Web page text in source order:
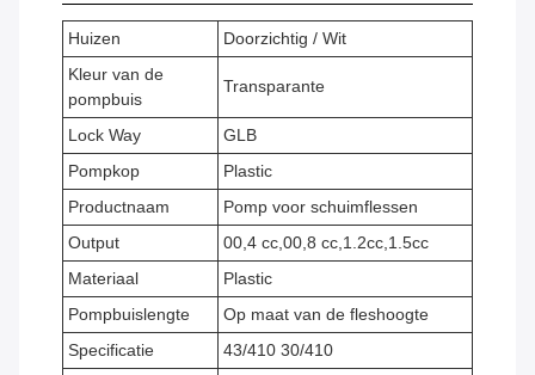
Huizen
Doorzichtig / Wit
Kleur van de
pompbuis
Transparante
Lock Way
GLB
Pompkop
Plastic
Productnaam
Pomp voor schuimflessen
Output
00,4 cc,00,8 cc,1.2cc,1.5cc
Materiaal
Plastic
Pompbuislengte
Op maat van de fleshoogte
Specificatie
43/410 30/410